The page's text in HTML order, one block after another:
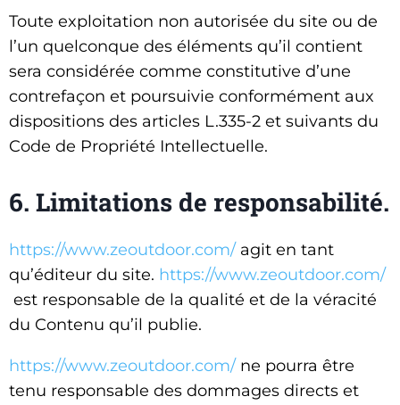
Toute exploitation non autorisée du site ou de
l’un quelconque des éléments qu’il contient
sera considérée comme constitutive d’une
contrefaçon et poursuivie conformément aux
dispositions des articles L.335-2 et suivants du
Code de Propriété Intellectuelle.
6. Limitations de responsabilité.
https://www.zeoutdoor.com/ agit en tant
qu’éditeur du site. https://www.zeoutdoor.com/
est responsable de la qualité et de la véracité
du Contenu qu’il publie.
https://www.zeoutdoor.com/ ne pourra être
tenu responsable des dommages directs et